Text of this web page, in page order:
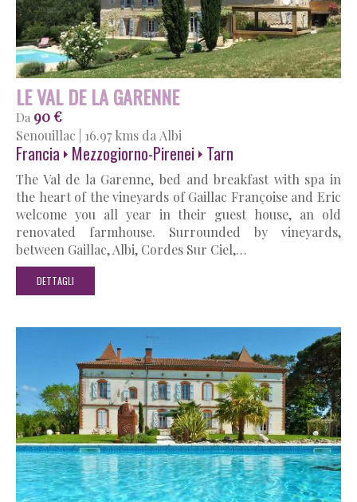
LE VAL DE LA GARENNE
Da 90 €
Senouillac 16.97 kms da Albi
Francia Mezzogiorno-Pirenei Tarn
The Val de la Garenne, bed and breakfast with spa in
the heart of the vineyards of Gaillac Françoise and Eric
welcome you all year in their guest house, an old
renovated farmhouse. Surrounded by vineyards,
between Gaillac, Albi, Cordes Sur Ciel,…
DETTAGLI